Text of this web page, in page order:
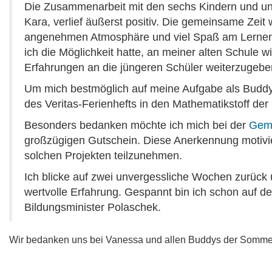
Die Zusammenarbeit mit den sechs Kindern und
Kara, verlief äußerst positiv. Die gemeinsame Zeit
angenehmen Atmosphäre und viel Spaß am
ich die Möglichkeit hatte, an meiner alten Schule
Erfahrungen an die jüngeren Schüler
Um mich bestmöglich auf meine Aufgabe als
des Veritas-Ferienhefts in den Mathematikstoff
Besonders bedanken möchte ich mich bei der
großzügigen Gutschein. Diese Anerkennung
solchen Projekten teilzunehmen.
Ich blicke auf zwei unvergessliche Wochen
wertvolle Erfahrung. Gespannt bin ich schon auf
Bildungsminister Polaschek.
Wir bedanken uns bei Vanessa und allen Buddys der